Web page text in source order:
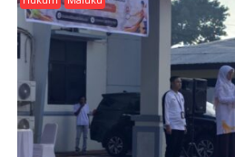
G
A
T
O
N